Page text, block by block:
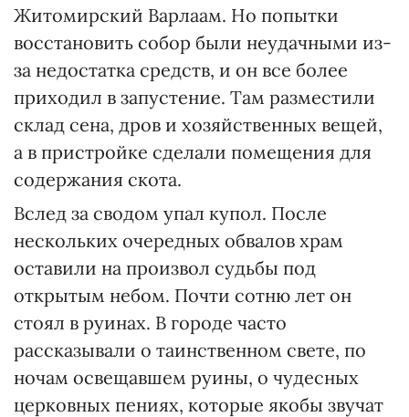
Житомирский Варлаам. Но попытки
восстановить собор были неудачными из-
за недостатка средств, и он все более
приходил в запустение. Там разместили
склад сена, дров и хозяйственных вещей,
а в пристройке сделали помещения для
содержания скота.
Вслед за сводом упал купол. После
нескольких очередных обвалов храм
оставили на произвол судьбы под
открытым небом. Почти сотню лет он
стоял в руинах. В городе часто
рассказывали о таинственном свете, по
ночам освещавшем руины, о чудесных
церковных пениях, которые якобы звучат